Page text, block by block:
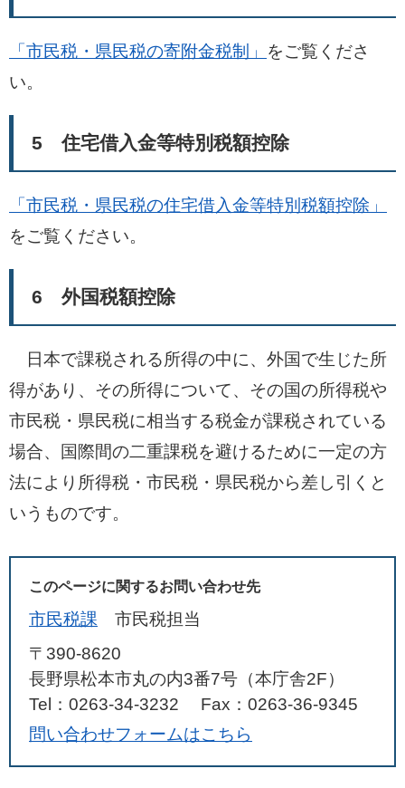
「市民税・県民税の寄附金税制」 をご覧くださ
い。
5 住宅借入金等特別税額控除
「市民税・県民税の住宅借入金等特別税額控除」
をご覧ください。
6 外国税額控除
日本で課税される所得の中に、外国で生じた所
得があり、その所得について、その国の所得税や
市民税・県民税に相当する税金が課税されている
場合、国際間の二重課税を避けるために一定の方
法により所得税・市民税・県民税から差し引くと
いうものです。
このページに関するお問い合わせ先
市民税課
市民税担当
〒390-8620
長野県松本市丸の内3番7号（本庁舎2F）
Tel：0263-34-3232
Fax：0263-36-9345
問い合わせフォームはこちら